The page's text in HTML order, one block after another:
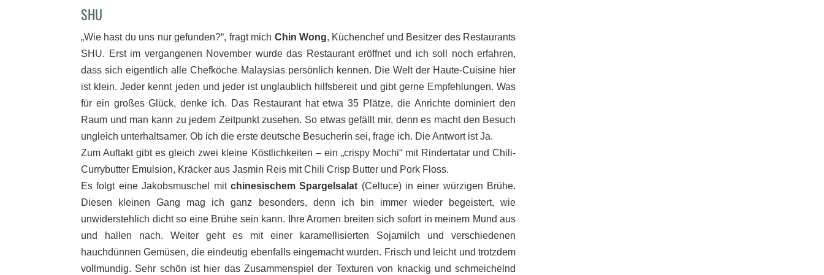
SHU
„Wie hast du uns nur gefunden?“, fragt mich Chin Wong, Küchenchef und Besitzer des Restaurants
SHU. Erst im vergangenen November wurde das Restaurant eröffnet und ich soll noch erfahren,
dass sich eigentlich alle Chefköche Malaysias persönlich kennen. Die Welt der Haute-Cuisine hier
ist klein. Jeder kennt jeden und jeder ist unglaublich hilfsbereit und gibt gerne Empfehlungen. Was
für ein großes Glück, denke ich. Das Restaurant hat etwa 35 Plätze, die Anrichte dominiert den
Raum und man kann zu jedem Zeitpunkt zusehen. So etwas gefällt mir, denn es macht den Besuch
ungleich unterhaltsamer. Ob ich die erste deutsche Besucherin sei, frage ich. Die Antwort ist Ja.
Zum Auftakt gibt es gleich zwei kleine Köstlichkeiten – ein „crispy Mochi“ mit Rindertatar und Chili-
Currybutter Emulsion, Kräcker aus Jasmin Reis mit Chili Crisp Butter und Pork Floss.
Es folgt eine Jakobsmuschel mit chinesischem Spargelsalat (Celtuce) in einer würzigen Brühe.
Diesen kleinen Gang mag ich ganz besonders, denn ich bin immer wieder begeistert, wie
unwiderstehlich dicht so eine Brühe sein kann. Ihre Aromen breiten sich sofort in meinem Mund aus
und hallen nach. Weiter geht es mit einer karamellisierten Sojamilch und verschiedenen
hauchdünnen Gemüsen, die eindeutig ebenfalls eingemacht wurden. Frisch und leicht und trotzdem
vollmundig. Sehr schön ist hier das Zusammenspiel der Texturen von knackig und schmeichelnd